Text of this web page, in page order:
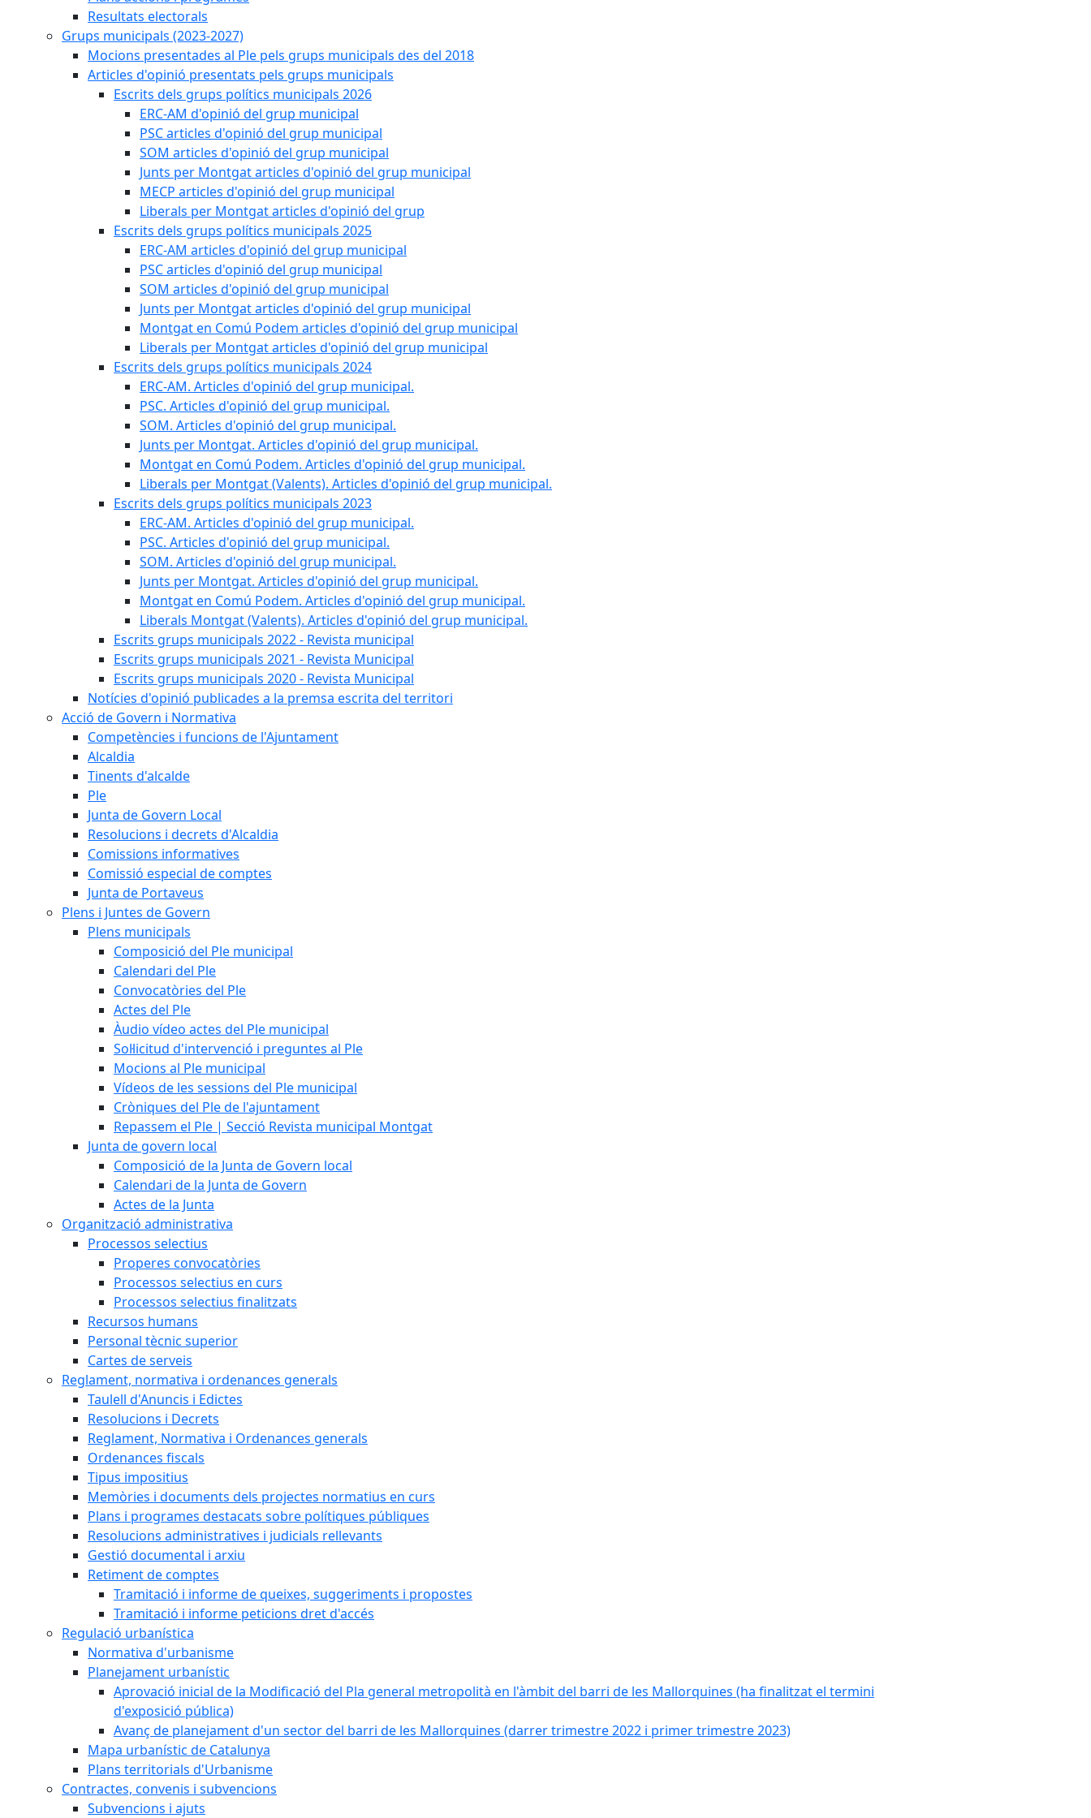
Resultats electorals
Grups municipals (2023-2027)
Mocions presentades al Ple pels grups municipals des del 2018
Articles d'opinió presentats pels grups municipals
Escrits dels grups polítics municipals 2026
ERC-AM d'opinió del grup municipal
PSC articles d'opinió del grup municipal
SOM articles d'opinió del grup municipal
Junts per Montgat articles d'opinió del grup municipal
MECP articles d'opinió del grup municipal
Liberals per Montgat articles d'opinió del grup
Escrits dels grups polítics municipals 2025
ERC-AM articles d'opinió del grup municipal
PSC articles d'opinió del grup municipal
SOM articles d'opinió del grup municipal
Junts per Montgat articles d'opinió del grup municipal
Montgat en Comú Podem articles d'opinió del grup municipal
Liberals per Montgat articles d'opinió del grup municipal
Escrits dels grups polítics municipals 2024
ERC-AM. Articles d'opinió del grup municipal.
PSC. Articles d'opinió del grup municipal.
SOM. Articles d'opinió del grup municipal.
Junts per Montgat. Articles d'opinió del grup municipal.
Montgat en Comú Podem. Articles d'opinió del grup municipal.
Liberals per Montgat (Valents). Articles d'opinió del grup municipal.
Escrits dels grups polítics municipals 2023
ERC-AM. Articles d'opinió del grup municipal.
PSC. Articles d'opinió del grup municipal.
SOM. Articles d'opinió del grup municipal.
Junts per Montgat. Articles d'opinió del grup municipal.
Montgat en Comú Podem. Articles d'opinió del grup municipal.
Liberals Montgat (Valents). Articles d'opinió del grup municipal.
Escrits grups municipals 2022 - Revista municipal
Escrits grups municipals 2021 - Revista Municipal
Escrits grups municipals 2020 - Revista Municipal
Notícies d'opinió publicades a la premsa escrita del territori
Acció de Govern i Normativa
Competències i funcions de l'Ajuntament
Alcaldia
Tinents d'alcalde
Ple
Junta de Govern Local
Resolucions i decrets d'Alcaldia
Comissions informatives
Comissió especial de comptes
Junta de Portaveus
Plens i Juntes de Govern
Plens municipals
Composició del Ple municipal
Calendari del Ple
Convocatòries del Ple
Actes del Ple
Àudio vídeo actes del Ple municipal
Sol·licitud d'intervenció i preguntes al Ple
Mocions al Ple municipal
Vídeos de les sessions del Ple municipal
Cròniques del Ple de l'ajuntament
Repassem el Ple | Secció Revista municipal Montgat
Junta de govern local
Composició de la Junta de Govern local
Calendari de la Junta de Govern
Actes de la Junta
Organització administrativa
Processos selectius
Properes convocatòries
Processos selectius en curs
Processos selectius finalitzats
Recursos humans
Personal tècnic superior
Cartes de serveis
Reglament, normativa i ordenances generals
Taulell d'Anuncis i Edictes
Resolucions i Decrets
Reglament, Normativa i Ordenances generals
Ordenances fiscals
Tipus impositius
Memòries i documents dels projectes normatius en curs
Plans i programes destacats sobre polítiques públiques
Resolucions administratives i judicials rellevants
Gestió documental i arxiu
Retiment de comptes
Tramitació i informe de queixes, suggeriments i propostes
Tramitació i informe peticions dret d'accés
Regulació urbanística
Normativa d'urbanisme
Planejament urbanístic
Aprovació inicial de la Modificació del Pla general metropolità en l'àmbit del barri de les Mallorquines (ha finalitzat el termini
d'exposició pública)
Avanç de planejament d'un sector del barri de les Mallorquines (darrer trimestre 2022 i primer trimestre 2023)
Mapa urbanístic de Catalunya
Plans territorials d'Urbanisme
Contractes, convenis i subvencions
Subvencions i ajuts